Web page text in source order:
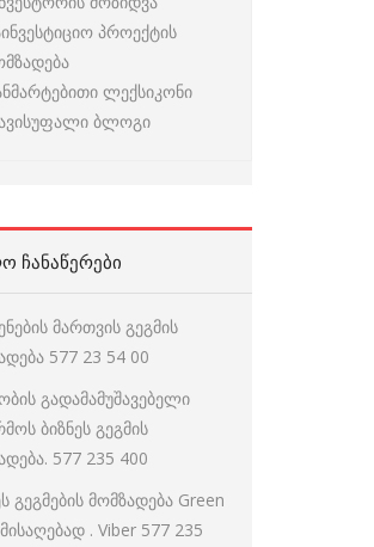
პროექტის
ლექსიკონი
ბლოგი
ᲩᲐᲜᲐᲬᲔᲠᲔᲑᲘ
მართვის გეგმის
577 23 54 00
გადამამუშავებელი
ბიზნეს გეგმის
577 235 400
გეგმების მომზადება Green
. Viber 577 235